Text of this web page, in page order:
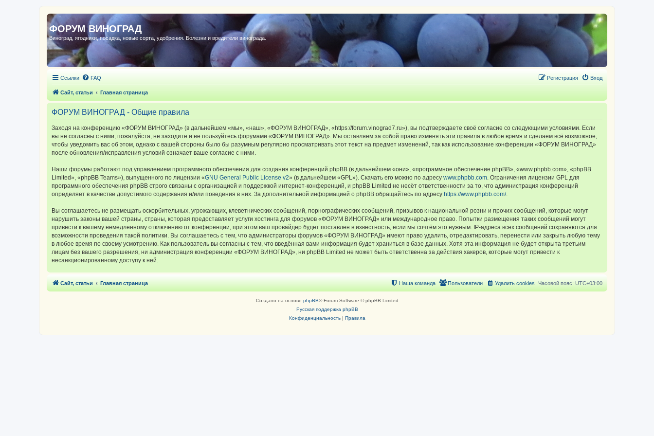
ФОРУМ ВИНОГРАД
Виноград, ягодники, посадка, новые сорта, удобрения. Болезни и вредители винограда.
Ссылки FAQ Вход
Регистрация
Сайт, статьи Главная страница
ФОРУМ ВИНОГРАД - Общие правила
Заходя на конференцию «ФОРУМ ВИНОГРАД» (в дальнейшем «мы», «наш», «ФОРУМ ВИНОГРАД», «https://forum.vinograd7.ru»), вы подтверждаете своё согласие со следующими условиями. Если
вы не согласны с ними, пожалуйста, не заходите и не пользуйтесь форумами «ФОРУМ ВИНОГРАД». Мы оставляем за собой право изменять эти правила в любое время и сделаем всё возможное,
чтобы уведомить вас об этом, однако с вашей стороны было бы разумным регулярно просматривать этот текст на предмет изменений, так как использование конференции «ФОРУМ ВИНОГРАД»
после обновления/исправления условий означает ваше согласие с ними.
Наши форумы работают под управлением программного обеспечения для создания конференций phpBB (в дальнейшем «они», «программное обеспечение phpBB», «www.phpbb.com», «phpBB
Limited», «phpBB Teams»), выпущенного по лицензии «GNU General Public License v2» (в дальнейшем «GPL»). Скачать его можно по адресу www.phpbb.com. Ограничения лицензии GPL для
программного обеспечения phpBB строго связаны с организацией и поддержкой интернет-конференций, и phpBB Limited не несёт ответственности за то, что администрация конференций
определяет в качестве допустимого содержания и/или поведения в них. За дополнительной информацией о phpBB обращайтесь по адресу https://www.phpbb.com/.
Вы соглашаетесь не размещать оскорбительных, угрожающих, клеветнических сообщений, порнографических сообщений, призывов к национальной розни и прочих сообщений, которые могут
нарушить законы вашей страны, страны, которая предоставляет услуги хостинга для форумов «ФОРУМ ВИНОГРАД» или международное право. Попытки размещения таких сообщений могут
привести к вашему немедленному отключению от конференции, при этом ваш провайдер будет поставлен в известность, если мы сочтём это нужным. IP-адреса всех сообщений сохраняются для
возможности проведения такой политики. Вы соглашаетесь с тем, что администраторы форумов «ФОРУМ ВИНОГРАД» имеют право удалить, отредактировать, перенести или закрыть любую тему
в любое время по своему усмотрению. Как пользователь вы согласны с тем, что введённая вами информация будет храниться в базе данных. Хотя эта информация не будет открыта третьим
лицам без вашего разрешения, ни администрация конференции «ФОРУМ ВИНОГРАД», ни phpBB Limited не может быть ответственна за действия хакеров, которые могут привести к
несанкционированному доступу к ней.
Сайт, статьи Главная страница Часовой пояс: UTC+03:00
Удалить cookies
Пользователи
Наша команда
Создано на основе phpBB® Forum Software © phpBB Limited
Русская поддержка phpBB
Конфиденциальность| Правила